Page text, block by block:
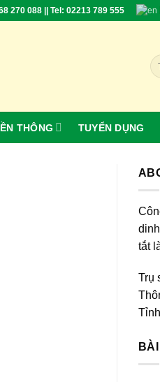
270 088 || Tel: 02213 789 555
for:
THÔNG TUYỂN DỤNG
tắt
Trụ